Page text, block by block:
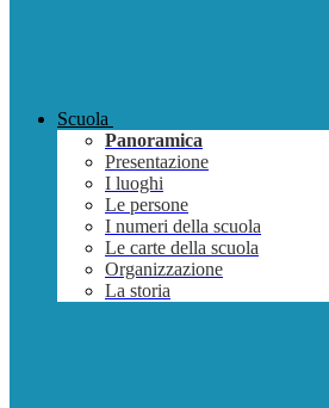
Scuola
Panoramica
Presentazione
I luoghi
Le persone
I numeri della scuola
Le carte della scuola
Organizzazione
La storia